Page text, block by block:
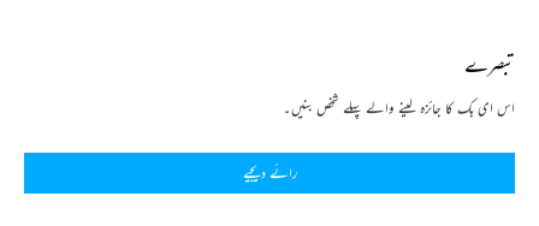
تبصرے
اس ای بک کا جائزہ لینے والے پہلے شخص بنیں۔
رائے دیجیے